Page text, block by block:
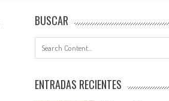
BUSCAR
ENTRADAS RECIENTES